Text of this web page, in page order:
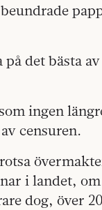
det bästa av
ingen
censuren.
i landet, om
dog, över